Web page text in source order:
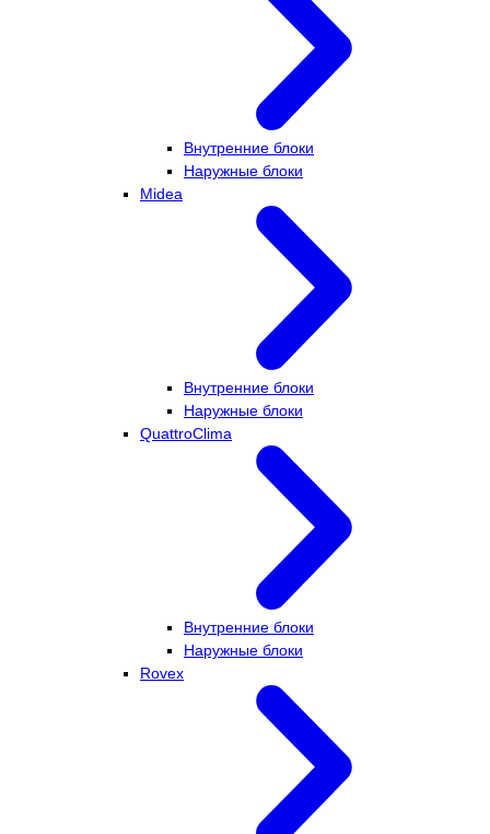
Внутренние блоки
Наружные блоки
Midea
Внутренние блоки
Наружные блоки
QuattroClima
Внутренние блоки
Наружные блоки
Rovex